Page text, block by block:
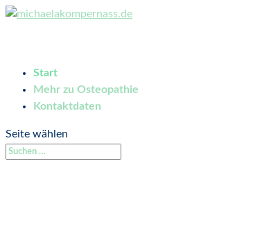
Start
Mehr zu Osteopathie
Kontaktdaten
Seite wählen